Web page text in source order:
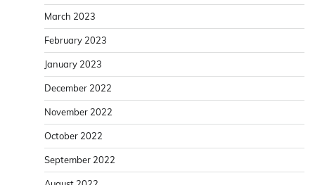
September 2022
August 2022
Categories များကဏ္ဍအလိုက်
ကံစမ်းမဲ